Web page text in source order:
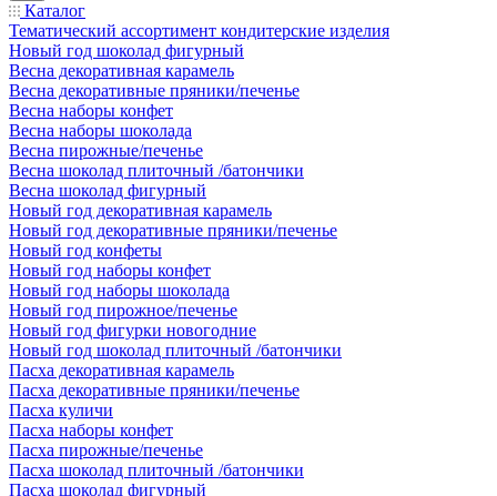
Каталог
Тематический ассортимент кондитерские изделия
Новый год шоколад фигурный
Весна декоративная карамель
Весна декоративные пряники/печенье
Весна наборы конфет
Весна наборы шоколада
Весна пирожные/печенье
Весна шоколад плиточный /батончики
Весна шоколад фигурный
Новый год декоративная карамель
Новый год декоративные пряники/печенье
Новый год конфеты
Новый год наборы конфет
Новый год наборы шоколада
Новый год пирожное/печенье
Новый год фигурки новогодние
Новый год шоколад плиточный /батончики
Пасха декоративная карамель
Пасха декоративные пряники/печенье
Пасха куличи
Пасха наборы конфет
Пасха пирожные/печенье
Пасха шоколад плиточный /батончики
Пасха шоколад фигурный